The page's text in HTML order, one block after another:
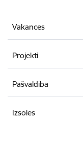
Vakances
Projekti
Pašvaldība
Izsoles